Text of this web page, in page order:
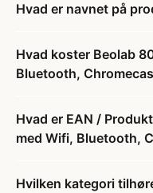
Hvad er navnet på
Hvad koster Beolab
Bluetooth,
Hvad er EAN /
med Wifi, Bluetooth,
Hvilken kategori